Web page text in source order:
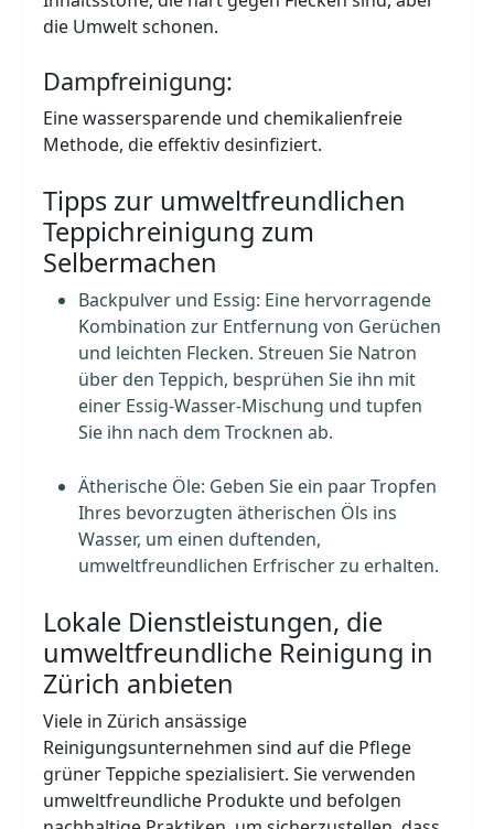
die Umwelt schonen.
Dampfreinigung:
Eine wassersparende und chemikalienfreie
Methode, die effektiv desinfiziert.
Tipps zur umweltfreundlichen
Teppichreinigung zum
Selbermachen
Backpulver und Essig: Eine hervorragende
Kombination zur Entfernung von Gerüchen
und leichten Flecken. Streuen Sie Natron
über den Teppich, besprühen Sie ihn mit
einer Essig-Wasser-Mischung und tupfen
Sie ihn nach dem Trocknen ab.
Ätherische Öle: Geben Sie ein paar Tropfen
Ihres bevorzugten ätherischen Öls ins
Wasser, um einen duftenden,
umweltfreundlichen Erfrischer zu erhalten.
Lokale Dienstleistungen, die
umweltfreundliche Reinigung in
Zürich anbieten
Viele in Zürich ansässige
Reinigungsunternehmen sind auf die Pflege
grüner Teppiche spezialisiert. Sie verwenden
umweltfreundliche Produkte und befolgen